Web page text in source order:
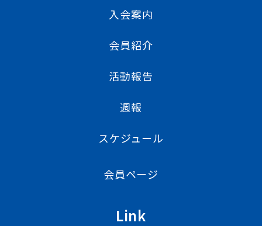
入会案内
会員紹介
活動報告
週報
スケジュール
会員ページ
Link